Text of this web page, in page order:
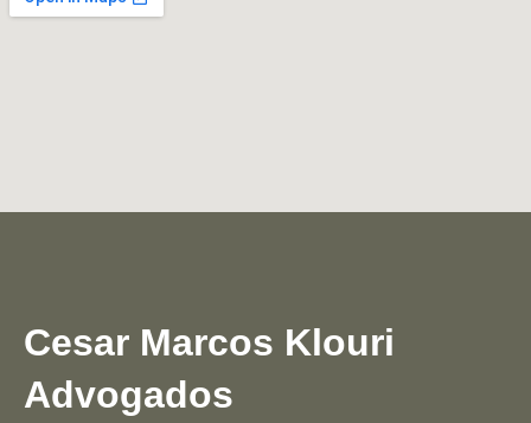
Cesar Marcos Klouri
Advogados